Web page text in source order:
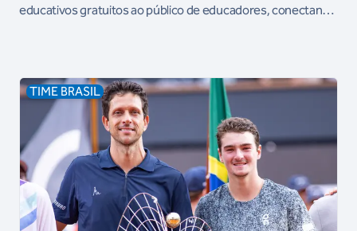
educativos gratuitos ao público de educadores, conectando
TIME BRASIL